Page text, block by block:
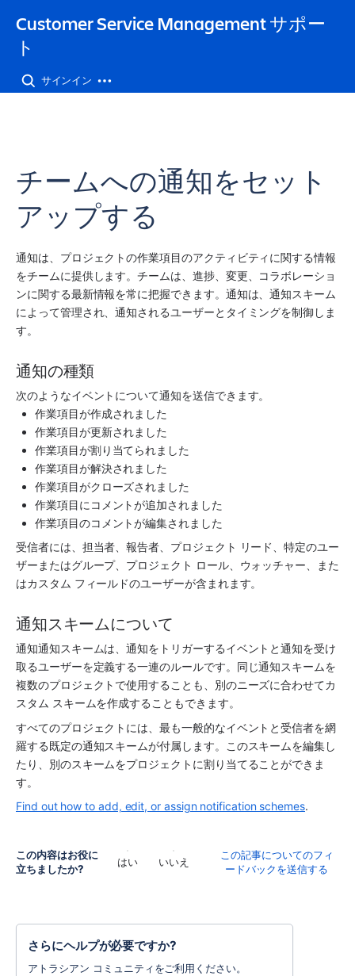
Customer Service Management サポー
ト
サインイン
チームへの通知をセット
アップする
通知は、プロジェクトの作業項目のアクティビティに関する情報
をチームに提供します。チームは、進捗、変更、コラボレーショ
ンに関する最新情報を常に把握できます。通知は、通知スキーム
によって管理され、通知されるユーザーとタイミングを制御しま
す。
通知の種類
次のようなイベントについて通知を送信できます。
作業項目が作成されました
作業項目が更新されました
作業項目が割り当てられました
作業項目が解決されました
作業項目がクローズされました
作業項目にコメントが追加されました
作業項目のコメントが編集されました
受信者には、担当者、報告者、プロジェクト リード、特定のユー
ザーまたはグループ、プロジェクト ロール、ウォッチャー、また
はカスタム フィールドのユーザーが含まれます。
通知スキームについて
通知通知スキームは、通知をトリガーするイベントと通知を受け
取るユーザーを定義する一連のルールです。同じ通知スキームを
複数のプロジェクトで使用することも、別のニーズに合わせてカ
スタム スキームを作成することもできます。
すべてのプロジェクトには、最も一般的なイベントと受信者を網
羅する既定の通知スキームが付属します。このスキームを編集し
たり、別のスキームをプロジェクトに割り当てることができま
す。
Find out how to add, edit, or assign notification schemes.
この内容はお役に
立ちましたか?
はい いいえ
この記事についてのフィ
ードバックを送信する
さらにヘルプが必要ですか?
アトラシアン コミュニティをご利用ください。